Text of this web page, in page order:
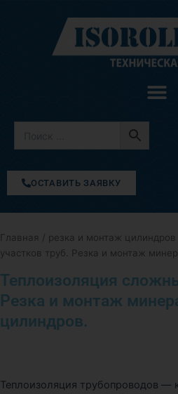
содержимому
ОСТАВИТЬ ЗАЯВКУ
Главная / резка и монтаж цилиндров
участков труб. Резка и монтаж
Теплоизоляция
Резка и монтаж
цилиндров.
Теплоизоляция трубопроводов —